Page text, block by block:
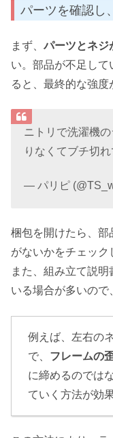
パーツを確認し
まず、 パーツとネジ
い。部品が不足し
ると、最終的な強度
ニトリで洗濯機
りなくてブチ切れ
— パリピ
梱包を開けたら、部
がないかをチェック
また、組み立て説明
いる場合が多いので
例えば、左右の
で、 フレームの
に締めるのでは
ていく方法が効